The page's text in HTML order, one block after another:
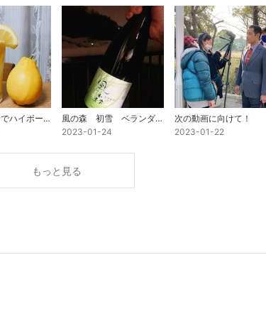
自家製レモンでハイボール
風の森 初雪 ベランダ飲み
2023-01-24
次の動画に向けて！
2023-01-22
もっと見る